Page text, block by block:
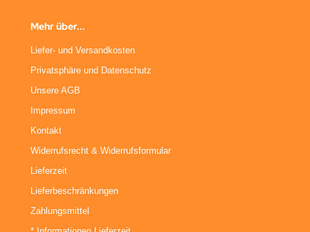
Mehr über...
Liefer- und Versandkosten
Privatsphäre und Datenschutz
Unsere AGB
Impressum
Kontakt
Widerrufsrecht & Widerrufsformular
Lieferzeit
Lieferbeschränkungen
Zahlungsmittel